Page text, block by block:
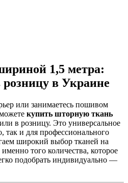
1,5 метра:
в Украине
или занимаетесь пошивом
купить шторную ткань
в розницу. Это универсальное
так и для профессионального
широкий выбор тканей на
того количества, которое
подобрать индивидуально —